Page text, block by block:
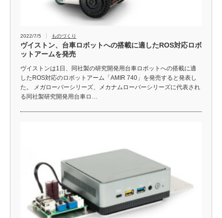
2022/7/5 ものづくり
ヴイストン、台車ロボットへの搭載に適したROS対応ロボ
ットアームを発売
ヴイストンは1日、同社製の研究開発用台車ロボットへの搭載に適
したROS対応のロボットアーム「AMIR 740」を発売すると発表し
た。 メガローバーシリーズ、メカナムローバーシリーズに代表され
る同社製研究開発用台車ロ…